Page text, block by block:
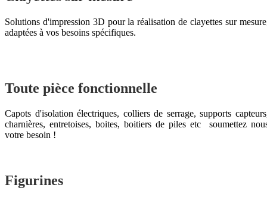
Solutions d'impression 3D pour la réalisation de clayettes sur
adaptées à vos besoins spécifiques.
Toute pièce fonctionnelle
Capots d'isolation électriques, colliers de serrage, supports
charnières, entretoises, boites, boitiers de piles etc soumettez
votre besoin !
Figurines